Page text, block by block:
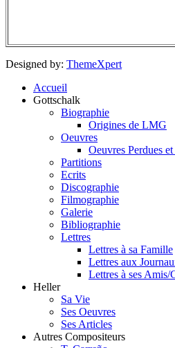
Designed by: ThemeXpert
Accueil
Gottschalk
Biographie
Origines de LMG
Oeuvres
Oeuvres Perdues
Partitions
Ecrits
Discographie
Filmographie
Galerie
Bibliographie
Lettres
Lettres à sa Famille
Lettres aux
Lettres à ses Amis/
Heller
Sa Vie
Ses Oeuvres
Ses Articles
Autres Compositeurs